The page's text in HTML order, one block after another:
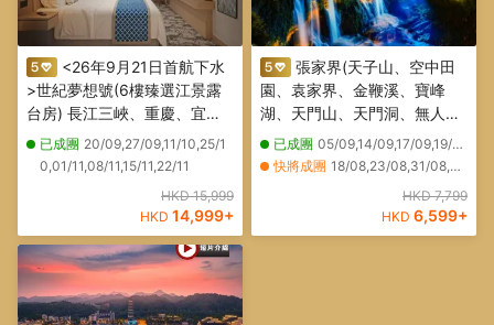
<26年9月21日首航下水
>世紀夢想號(6樓臻選江景露
台房) 長江三峽、重慶、宜
昌、荊州、武漢7天純玩團三
峽大壩、三峽之巔、升船機、
豐都小官山、楚王車馬陣、東
已成團 20/09,27/09,11/10,25/1
0,01/11,08/11,15/11,22/11
HKD 15,999
HKD 14,999+
張家界(天子山、空中田
園、袁家界、金鞭溪、寶峰
湖、天門山、天門洞、無人機
航拍)、芙蓉鎮(古鎮夜遊)、鳳
凰古城(沱江泛舟)、矮寨大橋
已成團 05/09,14/09,17/09,19/09,10/10,12/10,14/10,20/10,24/10,26/10,28/10,30/10
快將成團 18/08,23/08,31/08,01/09,06/09,23/09,09/10,17/10
20/08,22/08,26/08,03/09,08/09,20/09,18/10
HKD 7,799
HKD 6,599+